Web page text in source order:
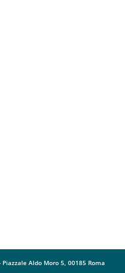
Aldo Moro 5, 00185 Roma